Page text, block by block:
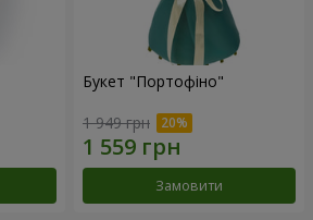
Букет "Портофіно"
1 949 грн
Замовити